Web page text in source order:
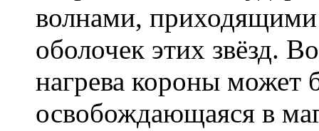
волнами, приходящими
оболочек этих звёзд.
нагрева короны может
освобождающаяся в